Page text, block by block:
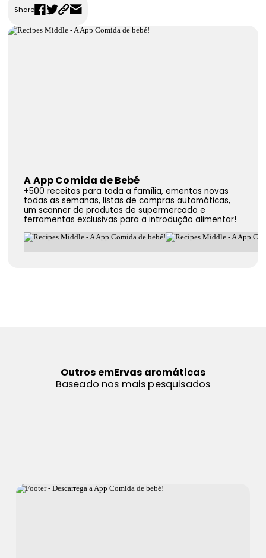
FAQS
Contactos
Share
A App Comida de Bebé
+500 receitas para toda a família, ementas novas
todas as semanas, listas de compras automáticas,
um scanner de produtos de supermercado e
ferramentas exclusivas para a introdução alimentar!
Outros emErvas aromáticas
Baseado nos mais pesquisados